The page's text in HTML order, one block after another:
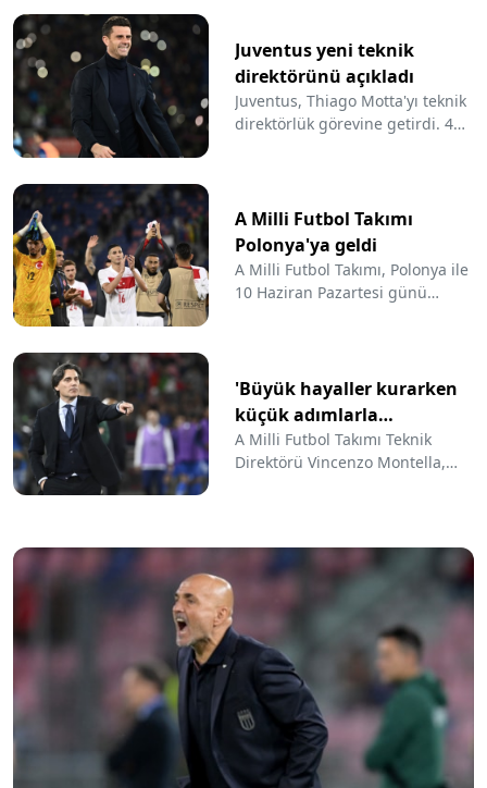
Juventus yeni teknik
direktörünü açıkladı
Juventus, Thiago Motta'yı teknik
direktörlük görevine getirdi. 41
A Milli Futbol Takımı
Polonya'ya geldi
A Milli Futbol Takımı, Polonya ile
10 Haziran Pazartesi günü
'Büyük hayaller kurarken
küçük adımlarla
ilerlemeyi...'
A Milli Futbol Takımı Teknik
Direktörü Vincenzo Montella,